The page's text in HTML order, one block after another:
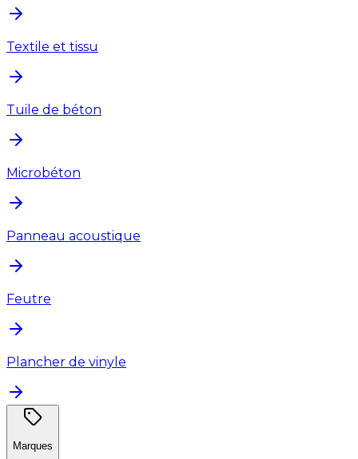
Textile et tissu
Tuile de béton
Microbéton
Panneau acoustique
Feutre
Plancher de vinyle
Marques